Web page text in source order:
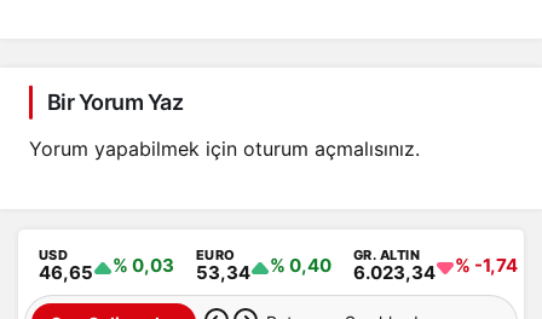
Bir Yorum Yaz
Yorum yapabilmek için oturum açmalısınız.
USD
46,65 % 0,03 EURO
53,34 % 0,40 GR. ALTIN
6.023,34 % -1,74